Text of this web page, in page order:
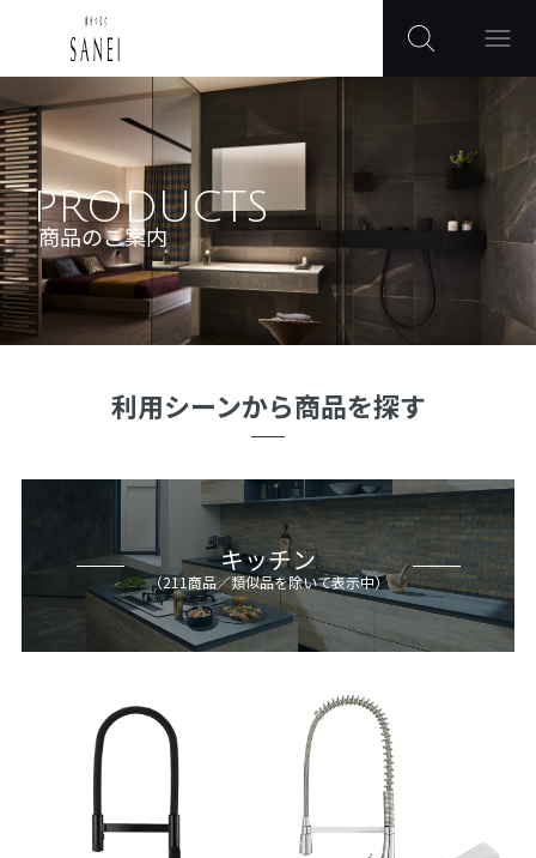
PRODUCTS
商品のご案内
利用シーンから商品を探す
キッチン
（211商品／類似品を除いて表示中）